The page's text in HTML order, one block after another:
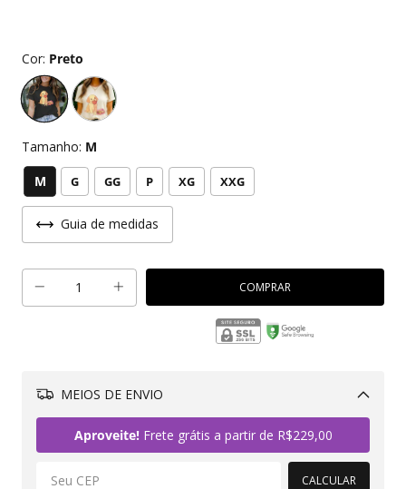
Cor: Preto
Tamanho: M
M G GG P XG XXG
Guia de medidas
MEIOS DE ENVIO
Aproveite!Frete grátis a partir de R$229,00
CALCULAR